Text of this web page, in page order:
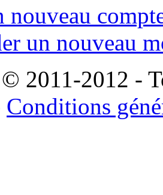
nouveau
un nouveau
2011-2012 -
Conditions